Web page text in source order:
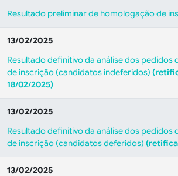
Resultado preliminar de homologação de
13/02/2025
Resultado definitivo da análise dos pedidos
de inscrição (candidatos indeferidos)
18/02/2025)
13/02/2025
Resultado definitivo da análise dos pedidos
de inscrição (candidatos deferidos)
13/02/2025